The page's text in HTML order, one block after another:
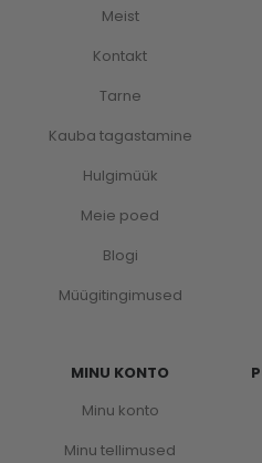
Meist
Kontakt
Tarne
Kauba tagastamine
Hulgimüük
Meie poed
Blogi
Müügitingimused
MINU KONTO
Minu konto
Minu tellimused